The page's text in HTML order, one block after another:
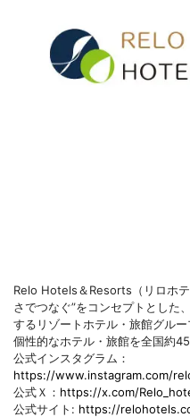
Relo Hotels＆Resorts（リロホ
さでつなぐ”をコンセプトとした
するリゾートホテル・旅館グル
個性的なホテル・旅館を全国約45
公式インスタグラム：
https://www.instagram.com/
公式Ｘ： https://x.com/
公式サイト: https://